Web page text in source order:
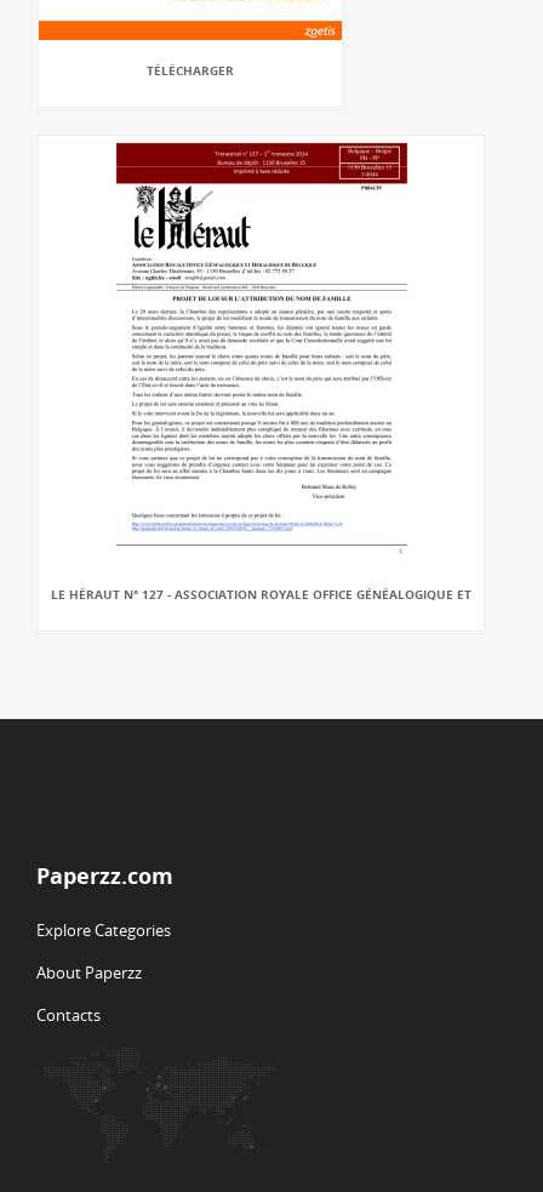
TÉLÉCHARGER
LE HÉRAUT N° 127 - ASSOCIATION ROYALE OFFICE GÉNÉALOGIQUE ET
Paperzz.com
Explore Categories
About Paperzz
Contacts